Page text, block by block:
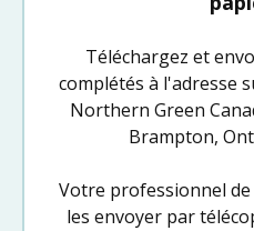
Téléchargez et
complétés à l'adresse
Northern Green
Brampton,
Votre professionnel
les envoyer par